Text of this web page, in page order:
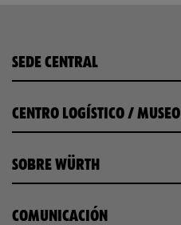
SEDE CENTRAL
CENTRO LOGÍSTICO / MUSEO
SOBRE WÜRTH
COMUNICACIÓN